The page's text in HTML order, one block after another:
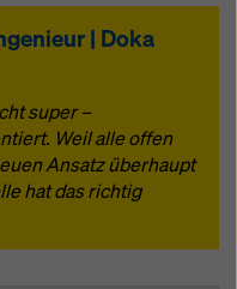
| Doka
super –
Weil alle offen
Ansatz überhaupt
hat das richtig